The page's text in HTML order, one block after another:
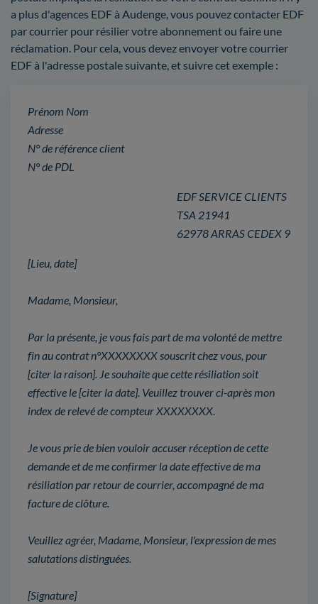
a plus d'agences EDF à Audenge, vous pouvez contacter EDF
par courrier pour résilier votre abonnement ou faire une
réclamation. Pour cela, vous devez envoyer votre courrier
EDF à l'adresse postale suivante, et suivre cet exemple :
Prénom Nom
Adresse
N° de référence client
N° de PDL
EDF SERVICE CLIENTS
TSA 21941
62978 ARRAS CEDEX 9
[Lieu, date]
Madame, Monsieur,
Par la présente, je vous fais part de ma volonté de mettre
fin au contrat n°XXXXXXXX souscrit chez vous, pour
[citer la raison]. Je souhaite que cette résiliation soit
effective le [citer la date]. Veuillez trouver ci-après mon
index de relevé de compteur XXXXXXXX.
Je vous prie de bien vouloir accuser réception de cette
demande et de me confirmer la date effective de ma
résiliation par retour de courrier, accompagné de ma
facture de clôture.
Veuillez agréer, Madame, Monsieur, l'expression de mes
salutations distinguées.
[Signature]